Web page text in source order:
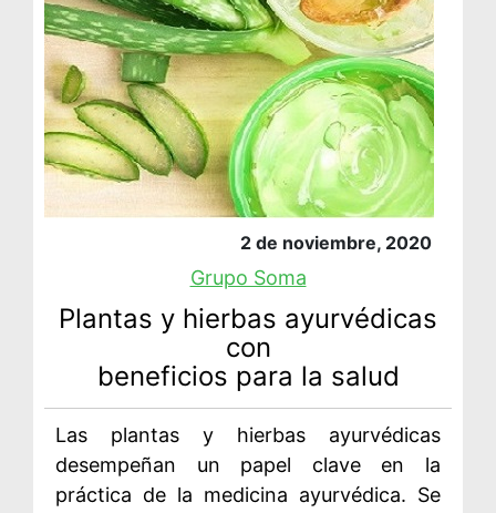
2 de noviembre, 2020
Grupo Soma
Plantas y hierbas ayurvédicas
con
beneficios para la salud
Las plantas y hierbas ayurvédicas
desempeñan un papel clave en la
práctica de la medicina ayurvédica. Se